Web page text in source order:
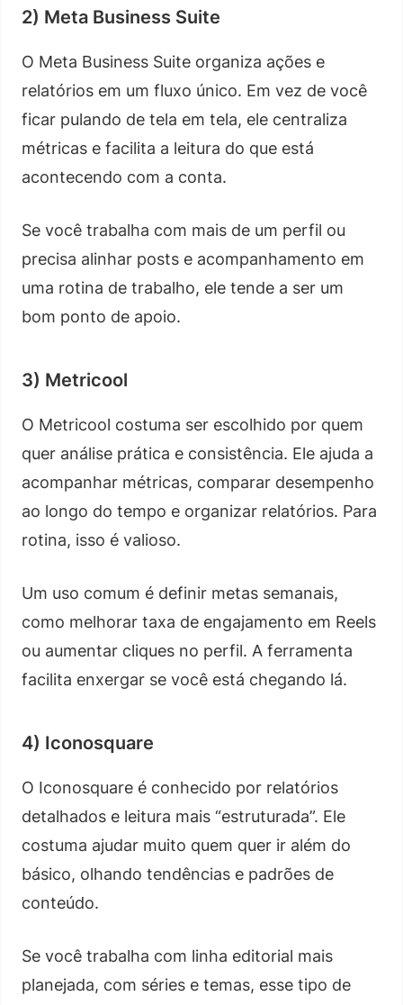
2) Meta Business Suite
O Meta Business Suite organiza ações e
relatórios em um fluxo único. Em vez de você
ficar pulando de tela em tela, ele centraliza
métricas e facilita a leitura do que está
acontecendo com a conta.
Se você trabalha com mais de um perfil ou
precisa alinhar posts e acompanhamento em
uma rotina de trabalho, ele tende a ser um
bom ponto de apoio.
3) Metricool
O Metricool costuma ser escolhido por quem
quer análise prática e consistência. Ele ajuda a
acompanhar métricas, comparar desempenho
ao longo do tempo e organizar relatórios. Para
rotina, isso é valioso.
Um uso comum é definir metas semanais,
como melhorar taxa de engajamento em Reels
ou aumentar cliques no perfil. A ferramenta
facilita enxergar se você está chegando lá.
4) Iconosquare
O Iconosquare é conhecido por relatórios
detalhados e leitura mais “estruturada”. Ele
costuma ajudar muito quem quer ir além do
básico, olhando tendências e padrões de
conteúdo.
Se você trabalha com linha editorial mais
planejada, com séries e temas, esse tipo de